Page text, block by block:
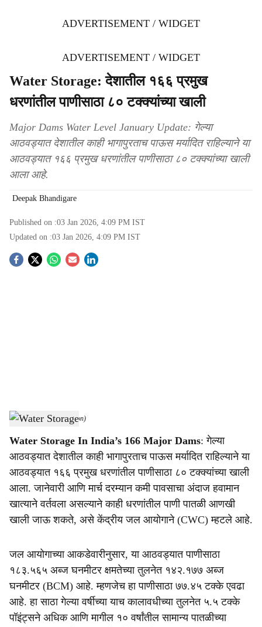
ADVERTISEMENT / WIDGET
ADVERTISEMENT / WIDGET
Water Storage: देशातील १६६ प्रमुख
धरणांतील पाणीसाठा ८० टक्क्यांच्या खाली
Major Dams Water Level January Update: गेल्या
आठवड्यात देशातील काही भागापुरताच पाऊस मर्यादित राहिल्याने या
आठवड्यात १६६ प्रमुख धरणांतील पाणीसाठा ८० टक्क्यांच्या खाली
आला आहे.
Deepak Bhandigare
Published on :03 Jan 2026, 4:09 PM IST
Updated on :03 Jan 2026, 4:09 PM IST
S
a
r
e
Water Storage-(Agrowon)
Water Storage In India’s 166 Major Dams: गेल्या
आठवड्यात देशातील काही भागापुरताच पाऊस मर्यादित राहिल्याने या
आठवड्यात १६६ प्रमुख धरणांतील पाणीसाठा ८० टक्क्यांच्या खाली
आला. जानेवारी आणि मार्च दरम्यान कमी पावसाचा अंदाज हवामान
खात्याने वर्तवला असल्याने काही धरणांतील पाणी पातळी आणखी
खाली जाऊ शकते, असे केंद्रीय जल आयोगाने (CWC) म्हटले आहे.
जल आयोगाच्या आकडेवारीनुसार, या आठवड्यात पाणीसाठा
१८३.५६५ अब्ज घनमीटर क्षमतेच्या तुलनेत १४२.१७७ अब्ज
घनमीटर (BCM) आहे. म्हणजेच हा पाणीसाठा ७७.४५ टक्के एवढा
आहे. हा साठा गेल्या वर्षीच्या याच कालावधीच्या तुलनेत ५.५ टक्के
पॉइंट्सने अधिक आणि मागील १० वर्षांतील सामान्य पातळीच्या